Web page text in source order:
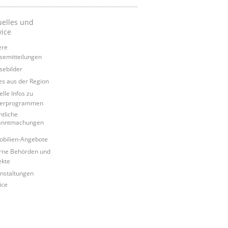
und
aus der Region
Infos zu
Angebote
Behörden und